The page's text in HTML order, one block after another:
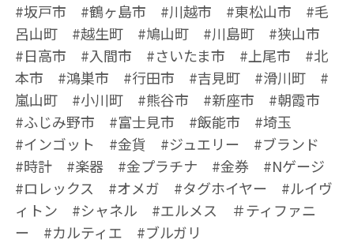
#坂戸市 #鶴ヶ島市 #川越市 #東松山市 #毛
呂山町 #越生町 #鳩山町 #川島町 #狭山市
#日高市 #入間市 #さいたま市 #上尾市 #北
本市 #鴻巣市 #行田市 #吉見町 #滑川町 #
嵐山町 #小川町 #熊谷市 #新座市 #朝霞市
#ふじみ野市 #富士見市 #飯能市 #埼玉
#インゴット #金貨 #ジュエリー #ブランド
#時計 #楽器 #金プラチナ #金券 #Nゲージ
#ロレックス #オメガ #タグホイヤー #ルイヴ
ィトン #シャネル #エルメス ＃ティファニ
ー #カルティエ #ブルガリ